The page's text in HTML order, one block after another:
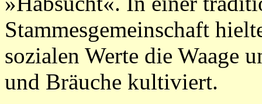
Stammesgemeinschaft
sozialen Werte die Waage
und Bräuche kultiviert.